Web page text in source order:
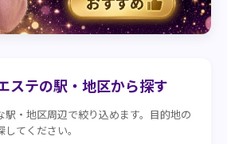
ステの駅・地区から探す
駅・地区周辺で絞り込めます。目的地の
てください。